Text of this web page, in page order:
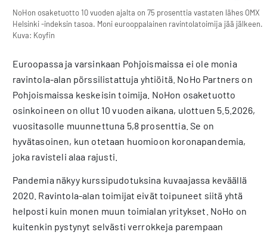
NoHon osaketuotto 10 vuoden ajalta on 75 prosenttia vastaten lähes OMX
Helsinki -indeksin tasoa. Moni eurooppalainen ravintolatoimija jää jälkeen.
Kuva: Koyfin
Euroopassa ja varsinkaan Pohjoismaissa ei ole monia
ravintola-alan pörssilistattuja yhtiöitä. NoHo Partners on
Pohjoismaissa keskeisin toimija. NoHon osaketuotto
osinkoineen on ollut 10 vuoden aikana, ulottuen 5.5.2026,
vuositasolle muunnettuna 5,8 prosenttia. Se on
hyvätasoinen, kun otetaan huomioon koronapandemia,
joka ravisteli alaa rajusti.
Pandemia näkyy kurssipudotuksina kuvaajassa keväällä
2020. Ravintola-alan toimijat eivät toipuneet siitä yhtä
helposti kuin monen muun toimialan yritykset. NoHo on
kuitenkin pystynyt selvästi verrokkeja parempaan